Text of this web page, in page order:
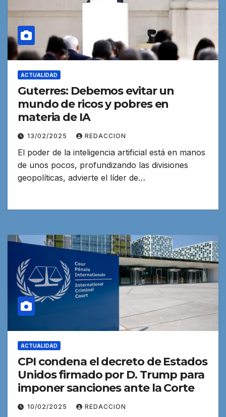
ACTUALIDAD
Guterres: Debemos evitar un
mundo de ricos y pobres en
materia de IA
13/02/2025 REDACCION
El poder de la inteligencia artificial está en manos
de unos pocos, profundizando las divisiones
geopolíticas, advierte el líder de…
ACTUALIDAD
CPI condena el decreto de Estados
Unidos firmado por D. Trump para
imponer sanciones ante la Corte
10/02/2025 REDACCION